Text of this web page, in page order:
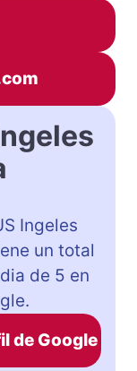
Ingeles
un total
de 5 en
de Google